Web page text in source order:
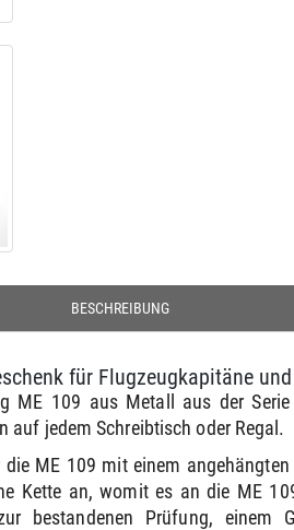
BESCHREIBUNG
für Flugzeugkapitäne
ME 109 aus Metall aus der
auf jedem Schreibtisch oder Regal.
ME 109 mit einem
Kette an, womit es an die ME
bestandenen Prüfung,